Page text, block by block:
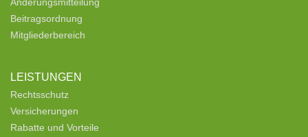
Beitragsordnung
Mitgliederbereich
LEISTUNGEN
Rechtsschutz
Versicherungen
Rabatte und Vorteile